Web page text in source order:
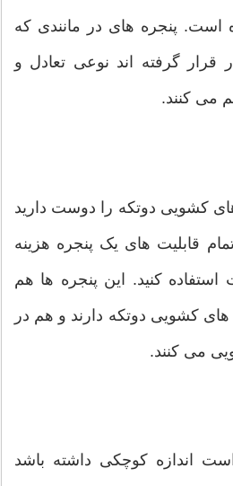
پنجره های در مانندی که
قرار گرفته اند نوعی تعادل و
می کنند.
کشویی دوتکه را دوست دارید
قابلیت های یک پنجره هزینه
استفاده کنید. این پنجره ها هم
کشویی دوتکه دارند و هم در
می کنند.
اندازه کوچکی داشته باشد